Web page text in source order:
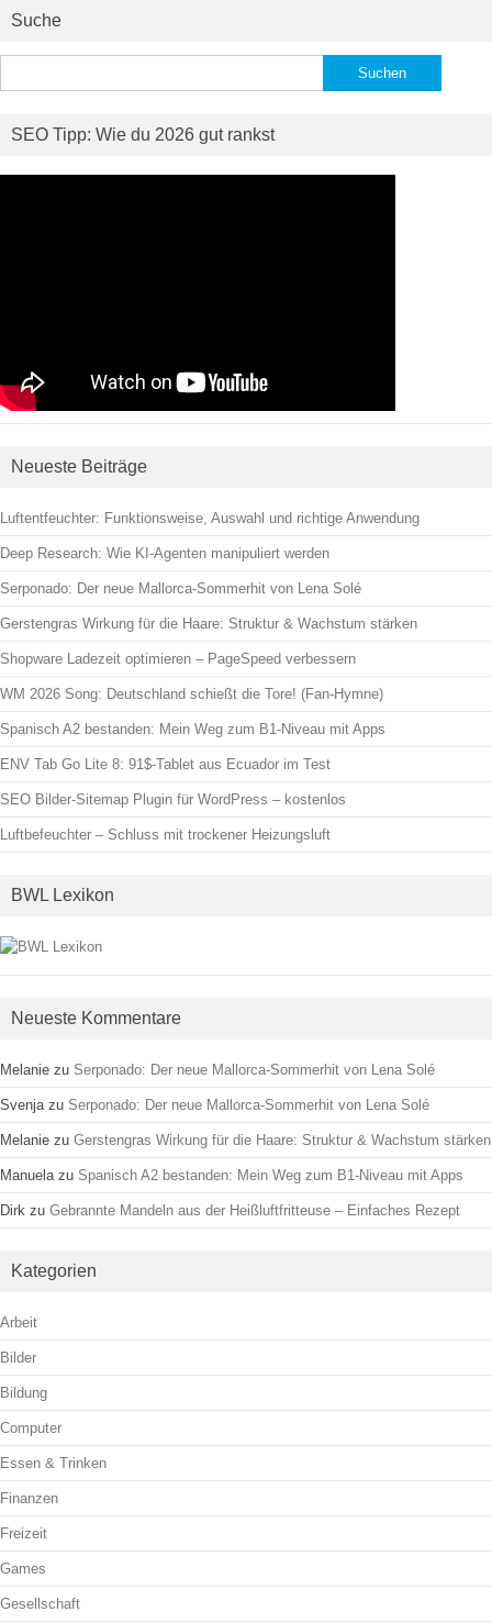
Suche
nach:
SEO Tipp: Wie du 2026 gut rankst
Neueste Beiträge
Luftentfeuchter: Funktionsweise, Auswahl und richtige Anwendung
Deep Research: Wie KI-Agenten manipuliert werden
Serponado: Der neue Mallorca-Sommerhit von Lena Solé
Gerstengras Wirkung für die Haare: Struktur & Wachstum stärken
Shopware Ladezeit optimieren – PageSpeed verbessern
WM 2026 Song: Deutschland schießt die Tore! (Fan-Hymne)
Spanisch A2 bestanden: Mein Weg zum B1-Niveau mit Apps
ENV Tab Go Lite 8: 91$-Tablet aus Ecuador im Test
SEO Bilder-Sitemap Plugin für WordPress – kostenlos
Luftbefeuchter – Schluss mit trockener Heizungsluft
BWL Lexikon
Neueste Kommentare
Melanie zu Serponado: Der neue Mallorca-Sommerhit von Lena Solé
Svenjazu Serponado: Der neue Mallorca-Sommerhit von Lena Solé
Melanie zu Gerstengras Wirkung für die Haare: Struktur & Wachstum stärken
Manuelazu Spanisch A2 bestanden: Mein Weg zum B1-Niveau mit Apps
Dirk zu Gebrannte Mandeln aus der Heißluftfritteuse – Einfaches Rezept
Kategorien
Arbeit
Bilder
Bildung
Computer
Essen & Trinken
Finanzen
Freizeit
Games
Gesellschaft